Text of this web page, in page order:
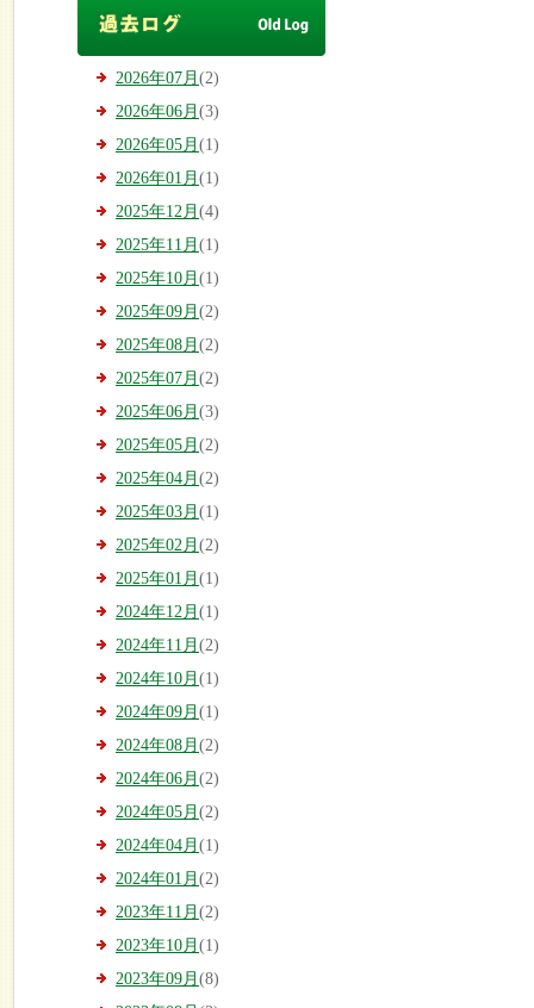
2026年07月 (2)
2026年06月 (3)
2026年05月 (1)
2026年01月 (1)
2025年12月 (4)
2025年11月 (1)
2025年10月 (1)
2025年09月 (2)
2025年08月 (2)
2025年07月 (2)
2025年06月 (3)
2025年05月 (2)
2025年04月 (2)
2025年03月 (1)
2025年02月 (2)
2025年01月 (1)
2024年12月 (1)
2024年11月 (2)
2024年10月 (1)
2024年09月 (1)
2024年08月 (2)
2024年06月 (2)
2024年05月 (2)
2024年04月 (1)
2024年01月 (2)
2023年11月 (2)
2023年10月 (1)
2023年09月 (8)